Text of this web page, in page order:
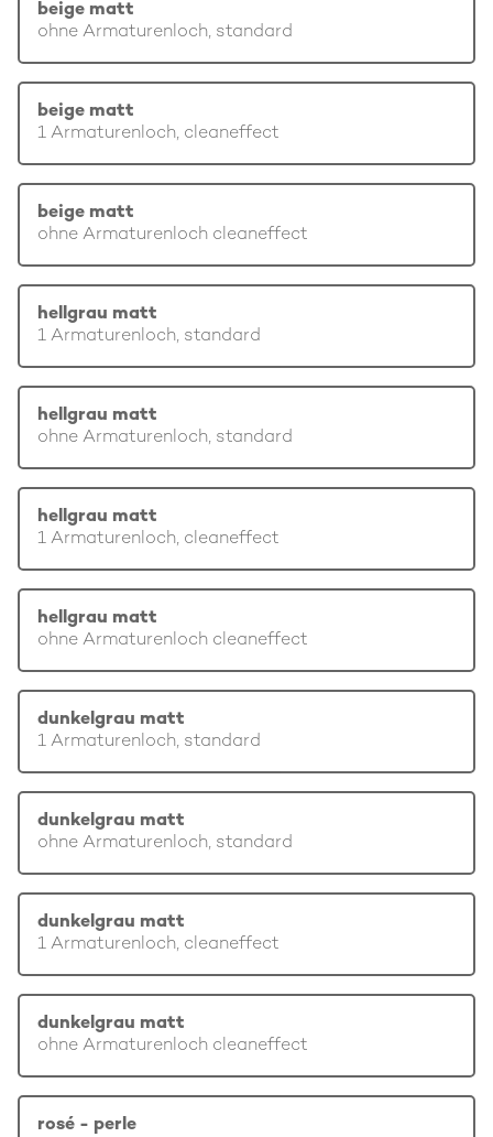
beige matt
ohne Armaturenloch, standard
beige matt
1 Armaturenloch, cleaneffect
beige matt
ohne Armaturenloch cleaneffect
hellgrau matt
1 Armaturenloch, standard
hellgrau matt
ohne Armaturenloch, standard
hellgrau matt
1 Armaturenloch, cleaneffect
hellgrau matt
ohne Armaturenloch cleaneffect
dunkelgrau matt
1 Armaturenloch, standard
dunkelgrau matt
ohne Armaturenloch, standard
dunkelgrau matt
1 Armaturenloch, cleaneffect
dunkelgrau matt
ohne Armaturenloch cleaneffect
rosé - perle